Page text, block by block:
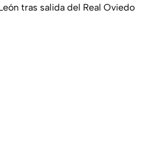
tras salida del Real Oviedo